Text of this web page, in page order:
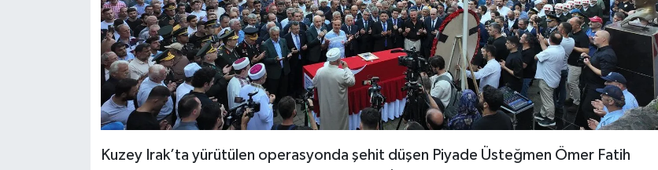
Kuzey Irak’ta yürütülen operasyonda şehit düşen Piyade Üsteğmen Ömer Fatih